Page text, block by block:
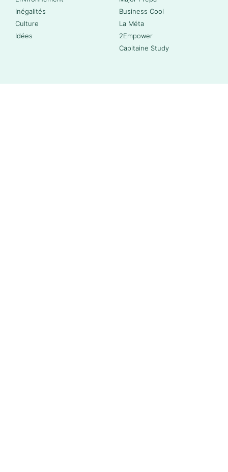
Inégalités
Culture
Idées
Business Cool
La Méta
2Empower
Capitaine Study